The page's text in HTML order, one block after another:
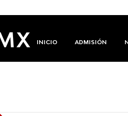
INICIO ADMISIÓN